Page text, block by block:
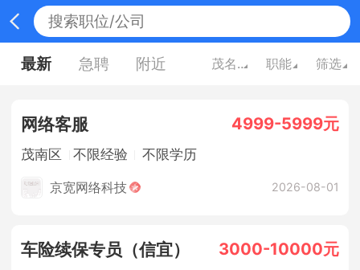
最新 急聘 附近 茂名广东 职能 筛选
网络客服 4999-5999元
茂南区 不限经验 不限学历
京宽网络科技 2026-08-01
车险续保专员（信宜） 3000-10000元